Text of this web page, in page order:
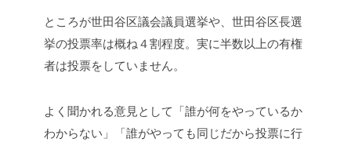
ところが世田谷区議会議員選挙や、世田谷区長選
挙の投票率は概ね４割程度。実に半数以上の有権
者は投票をしていません。
よく聞かれる意見として「誰が何をやっているか
わからない」「誰がやっても同じだから投票に行